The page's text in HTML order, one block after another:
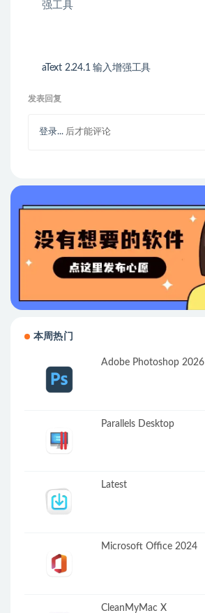
aText 2.24.1 输入增强工具
发表回复
登录... 后才能评论
本周热门
Adobe Photoshop 2026
Parallels Desktop
Latest
Microsoft Office 2024
CleanMyMac X